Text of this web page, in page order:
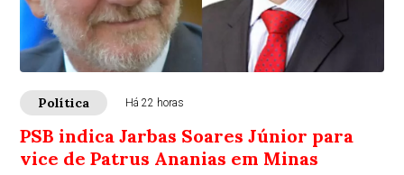
Política Há 22 horas
PSB indica Jarbas Soares Júnior para
vice de Patrus Ananias em Minas